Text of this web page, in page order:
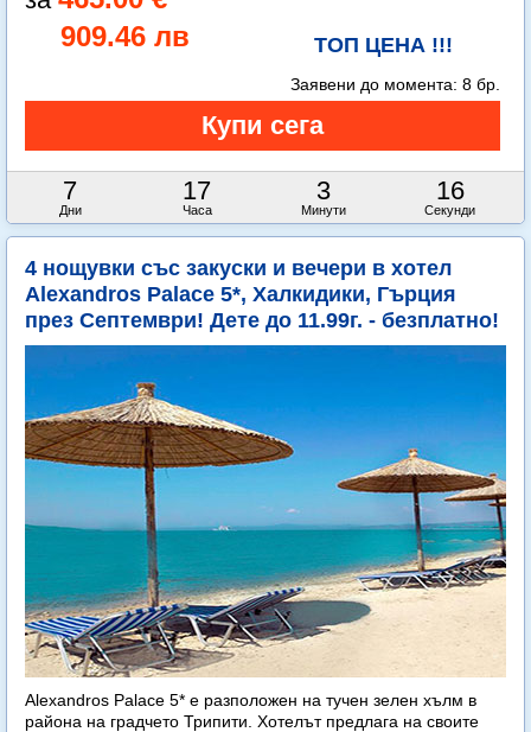
909.46 лв
ТОП ЦЕНА !!!
7
Дни
17
Часа
3
Минути
14
Секунди
Заявени до момента: 8 бр.
4 нощувки със закуски и вечери в хотел
Alexandros Palace 5*, Халкидики, Гърция
през Септември! Дете до 11.99г. - безплатно!
Alexandros Palace 5* e разположен на тучен зелен хълм в
района на градчето Трипити. Хотелът предлага на своите